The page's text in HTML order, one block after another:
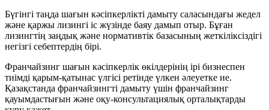
Бүгінгі таңда шағын кәсіпкерлікті дамыту саласындағы жедел
және қаржы лизингі іс жүзінде баяу дамып отыр. Бұған
лизингтің заңдық және нормативтік базасының жеткіліксіздігі
негізгі себептердің бірі.
Франчайзинг шағын кәсіпкерлік өкілдерінің ірі бизнеспен
тиімді қарым-қатынас үлгісі ретінде үлкен әлеуетке ие.
Қазақстанда франчайзингті дамыту үшін франчайзинг
қауымдастығын және оқу-консультациялық орталықтарды